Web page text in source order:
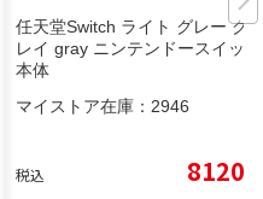
任天堂Switch ライト グレー グ
レイ gray ニンテンドースイッチ
本体
マイストア在庫： 2946
税込 8120